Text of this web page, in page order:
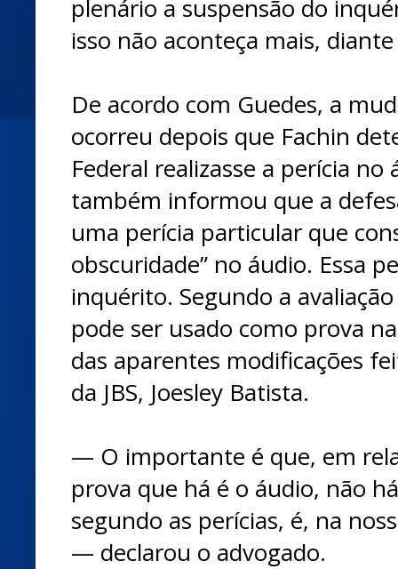
plenário a suspensão do
isso não aconteça mais,
De acordo com Guedes, a
ocorreu depois que Fachin
Federal realizasse a perícia
também informou que a
uma perícia particular que
obscuridade” no áudio. Essa
inquérito. Segundo a
pode ser usado como prova
das aparentes modificações
da JBS, Joesley Batista.
— O importante é que, em
prova que há é o áudio, não
segundo as perícias, é, na
— declarou o advogado.